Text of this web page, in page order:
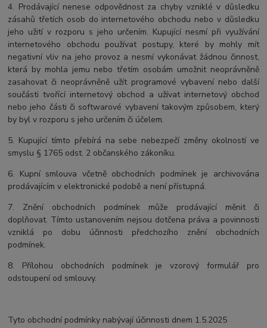
4. Prodávající nenese odpovědnost za chyby vzniklé v důsledku
zásahů třetích osob do internetového obchodu nebo v důsledku
jeho užití v rozporu s jeho určením. Kupující nesmí při využívání
internetového obchodu používat postupy, které by mohly mít
negativní vliv na jeho provoz a nesmí vykonávat žádnou činnost,
která by mohla jemu nebo třetím osobám umožnit neoprávněně
zasahovat či neoprávněně užít programové vybavení nebo další
součásti tvořící internetový obchod a užívat internetový obchod
nebo jeho části či softwarové vybavení takovým způsobem, který
by byl v rozporu s jeho určením či účelem.
5. Kupující tímto přebírá na sebe nebezpečí změny okolností ve
smyslu § 1765 odst. 2 občanského zákoníku.
6. Kupní smlouva včetně obchodních podmínek je archivována
prodávajícím v elektronické podobě a není přístupná.
7. Znění obchodních podmínek může prodávající měnit či
doplňovat. Tímto ustanovením nejsou dotčena práva a povinnosti
vzniklá po dobu účinnosti předchozího znění obchodních
podmínek.
8. Přílohou obchodních podmínek je vzorový formulář pro
odstoupení od smlouvy.
Tyto obchodní podmínky nabývají účinnosti dnem 1.5.2025